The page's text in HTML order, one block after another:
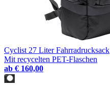
Cyclist 27 Liter Fahrradrucksack
Mit recycelten PET-Flaschen
ab € 160,00